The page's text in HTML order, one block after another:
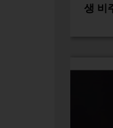
생 비